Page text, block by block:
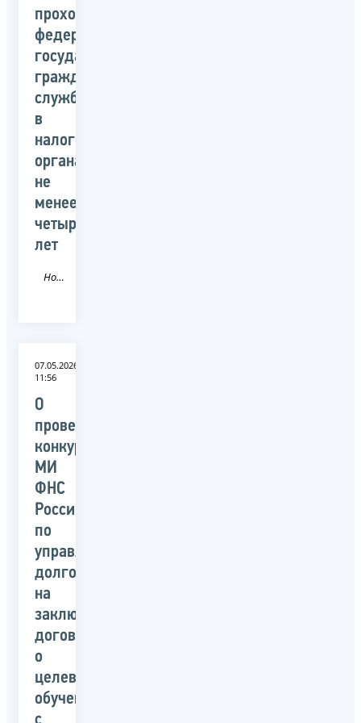
прохождения
федеральной
государственной
гражданской
службы
в
налоговых
органах
не
менее
четырех
лет
Новость
07.05.2026
11:56
О
проведении
конкурса
МИ
ФНС
России
по
управлению
долгом
на
заключение
договора
о
целевом
обучении